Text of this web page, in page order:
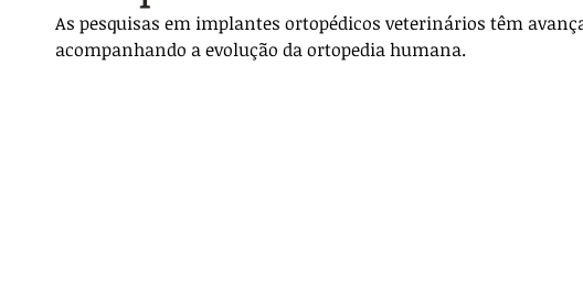
Nutrição Exames Cardiologia Sutura Pós-operatório
As pesquisas em implantes ortopédicos veterinários têm
acompanhando a evolução da ortopedia humana.